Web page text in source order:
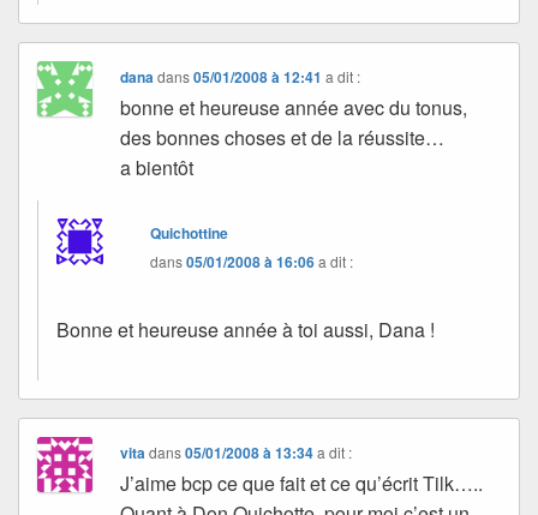
danadans05/01/2008 à 12:41 a dit :
bonne et heureuse année avec du tonus,
des bonnes choses et de la réussite…
a bientôt
Quichottine
dans05/01/2008 à 16:06a dit :
Bonne et heureuse année à toi aussi, Dana !
vitadans05/01/2008 à 13:34 a dit :
J’aime bcp ce que fait et ce qu’écrit Tilk…..